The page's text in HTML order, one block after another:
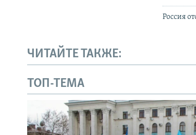
Россия
ЧИТАЙТЕ ТАКЖЕ:
ТОП-ТЕМА